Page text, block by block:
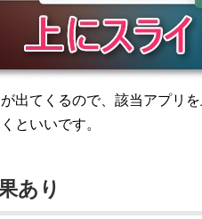
出てくるので、該当アプリ
といいです。
あり